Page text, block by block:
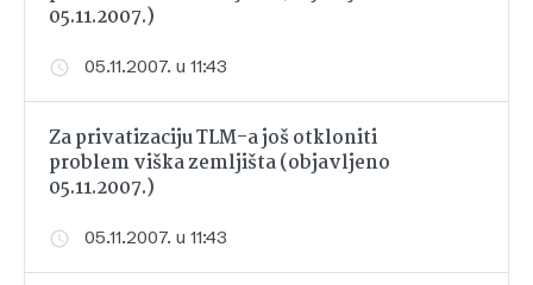
05.11.2007.)
05.11.2007. u 11:43
Za privatizaciju TLM-a još otkloniti
problem viška zemljišta (objavljeno
05.11.2007.)
05.11.2007. u 11:43